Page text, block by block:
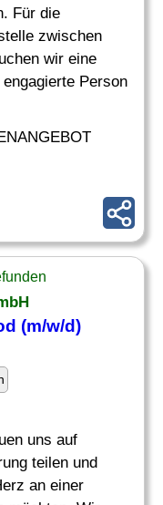
Für die
zwischen
wir eine
Person
(m/w/d)
uns auf
teilen und
an einer